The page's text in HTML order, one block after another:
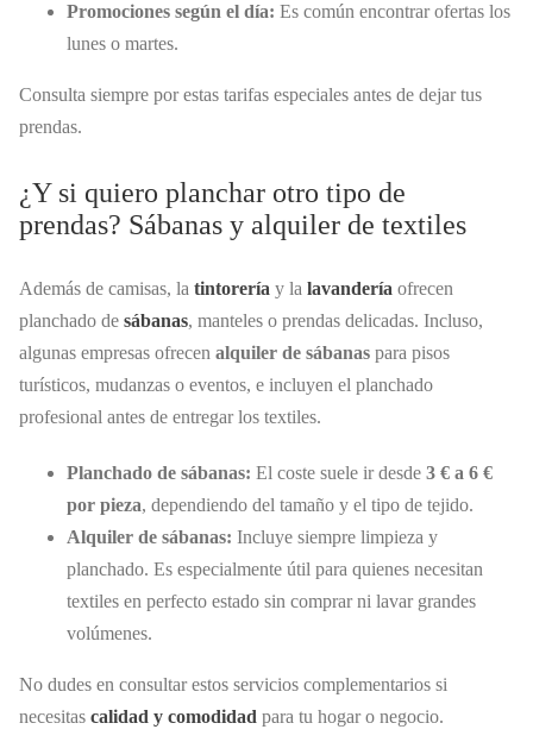
Promociones según el día: Es común encontrar ofertas los
lunes o martes.
Consulta siempre por estas tarifas especiales antes de dejar tus
prendas.
¿Y si quiero planchar otro tipo de
prendas? Sábanas y alquiler de textiles
Además de camisas, la tintorería y la lavandería ofrecen
planchado de sábanas, manteles o prendas delicadas. Incluso,
algunas empresas ofrecen alquiler de sábanas para pisos
turísticos, mudanzas o eventos, e incluyen el planchado
profesional antes de entregar los textiles.
Planchado de sábanas: El coste suele ir desde 3 € a 6 €
por pieza, dependiendo del tamaño y el tipo de tejido.
Alquiler de sábanas: Incluye siempre limpieza y
planchado. Es especialmente útil para quienes necesitan
textiles en perfecto estado sin comprar ni lavar grandes
volúmenes.
No dudes en consultar estos servicios complementarios si
necesitas calidad y comodidad para tu hogar o negocio.